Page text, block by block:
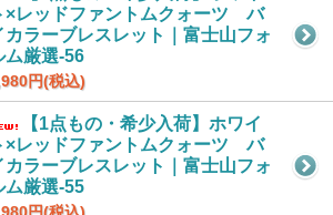
×レッドファントムクォーツ バ
カラーブレスレット｜富士山フォ
ム厳選-56
円(税込)
【1点もの・希少入荷】ホワイ
×レッドファントムクォーツ バ
カラーブレスレット｜富士山フォ
ム厳選-55